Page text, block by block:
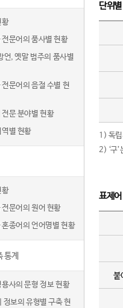
황
전문어의 품사별 현황
언, 옛말 범주의 품사별
문어의 음절 수별 현
문 분야별 현황
별 현황
황
전문어의 원어 현황
종어의 언어명별 현황
통계
사의 문형 정보 현황
정보의 유형별 구축 현
단위
1) 독립
2) ‘구
표제
붙